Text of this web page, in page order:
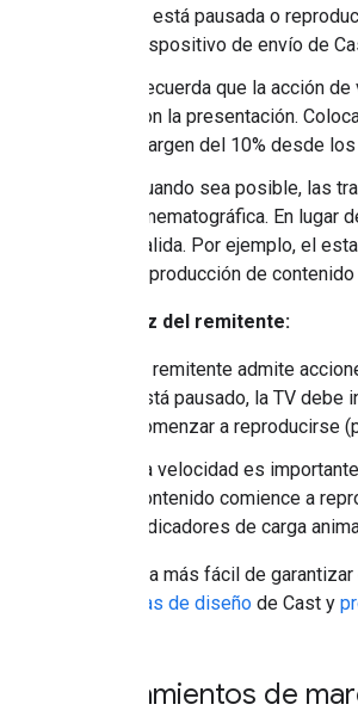
si está pausada o
dispositivo de envío de
Recuerda que la acción
con la presentación.
margen del 10% desde
Cuando sea posible, las
cinematográfica. En
salida. Por ejemplo, el
reproducción de
Interfaz del remitente:
El remitente admite
está pausado, la TV
comenzar a reproducirse
La velocidad es
contenido comience a
indicadores de carga
La forma más fácil de
de tareas de diseño de Cast y
Lineamientos de